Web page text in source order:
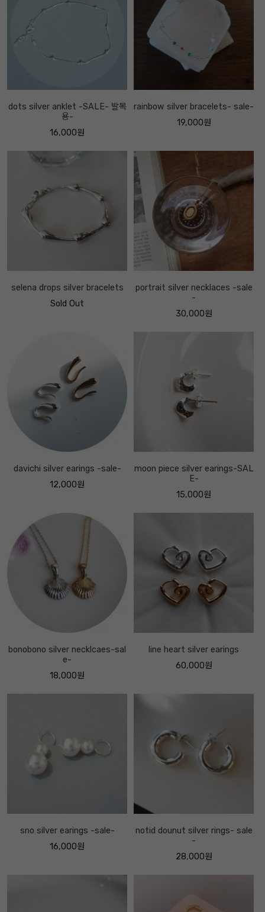
dots silver anklet -SALE- 발목
용-
16,000원
rainbow silver bracelets- sale-
19,000원
selena drops silver bracelets
Sold Out
portrait silver necklaces -sale
-
30,000원
davichi silver earings -sale-
12,000원
moon piece silver earings-SAL
E-
15,000원
bonobono silver necklcaes-sal
e-
18,000원
line heart silver earings
60,000원
sno silver earings -sale-
16,000원
notid dounut silver rings- sale
-
28,000원